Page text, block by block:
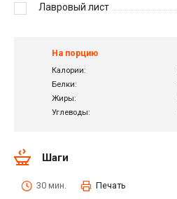
Лавровый лист
На порцию
Калории:
Белки:
Жиры:
Углеводы:
Шаги
30 мин. Печать